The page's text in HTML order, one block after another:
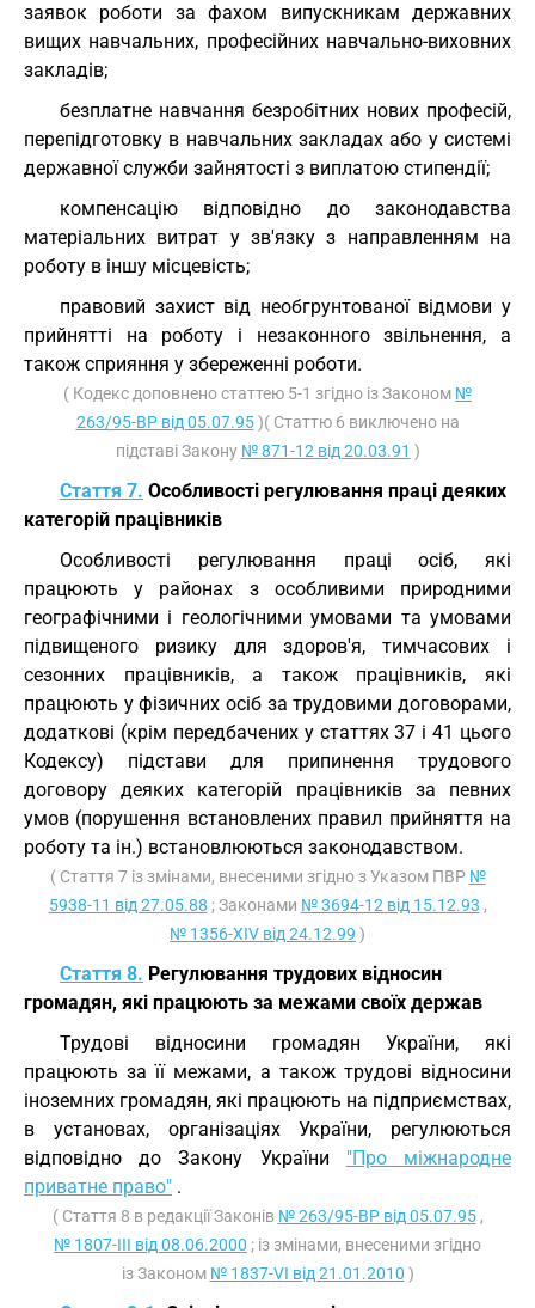
заявок роботи за фахом випускникам державних
вищих навчальних, професійних навчально-виховних
закладів;
безплатне навчання безробітних нових професій,
перепідготовку в навчальних закладах або у системі
державної служби зайнятості з виплатою стипендії;
компенсацію відповідно до законодавства
матеріальних витрат у зв'язку з направленням на
роботу в іншу місцевість;
правовий захист від необгрунтованої відмови у
прийнятті на роботу і незаконного звільнення, а
також сприяння у збереженні роботи.
( Кодекс доповнено статтею 5-1 згідно із Законом №
263/95-ВР від 05.07.95)( Статтю 6 виключено на
підставі Закону № 871-12 від 20.03.91 )
Стаття 7. Особливості регулювання праці деяких
категорій працівників
Особливості регулювання праці осіб, які
працюють у районах з особливими природними
географічними і геологічними умовами та умовами
підвищеного ризику для здоров'я, тимчасових і
сезонних працівників, а також працівників, які
працюють у фізичних осіб за трудовими договорами,
додаткові (крім передбачених у статтях 37 і 41 цього
Кодексу) підстави для припинення трудового
договору деяких категорій працівників за певних
умов (порушення встановлених правил прийняття на
роботу та ін.) встановлюються законодавством.
( Стаття 7 із змінами, внесеними згідно з Указом ПВР №
5938-11 від 27.05.88 ; Законами № 3694-12 від 15.12.93 ,
№ 1356-XIV від 24.12.99 )
Стаття 8. Регулювання трудових відносин
громадян, які працюють за межами своїх держав
Трудові відносини громадян України, які
працюють за її межами, а також трудові відносини
іноземних громадян, які працюють на підприємствах,
в установах, організаціях України, регулюються
відповідно до Закону України "Про міжнародне
приватне право" .
( Стаття 8 в редакції Законів № 263/95-ВР від 05.07.95,
№ 1807-III від 08.06.2000 ; із змінами, внесеними згідно
із Законом № 1837-VI від 21.01.2010 )